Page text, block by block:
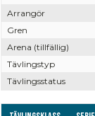
Arrangör
Gren
Arena (tillfällig)
Tävlingstyp
Tävlingsstatus